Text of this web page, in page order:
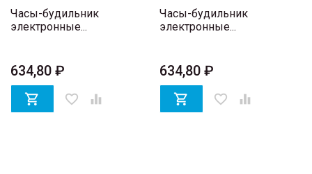
Часы-будильник
электронные...
634,80 ₽
 favorite_border 
Часы-будильник
электронные...
634,80 ₽
 favorite_border 